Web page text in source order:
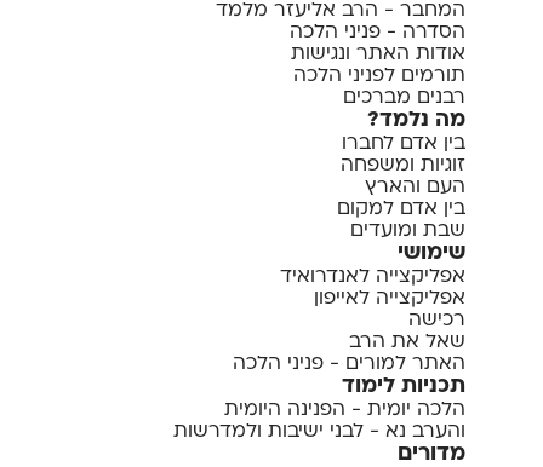
המחבר - הרב אליעזר מלמד
הסדרה - פניני הלכה
אודות האתר ונגישות
תורמים לפניני הלכה
רבנים מברכים
מה נלמד?
בין אדם לחברו
זוגיות ומשפחה
העם והארץ
בין אדם למקום
שבת ומועדים
שימושי
אפליקצייה לאנדרואיד
אפליקצייה לאייפון
רכישה
שאל את הרב
האתר למורים - פניני הלכה
תכניות לימוד
הלכה יומית - הפנינה היומית
והערב נא - לבני ישיבות ולמדרשות
מדורים